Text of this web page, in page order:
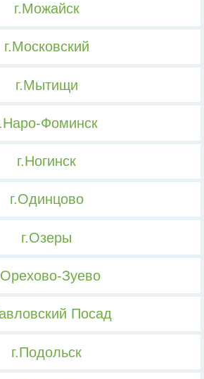
г.Можайск
г.Московский
г.Мытищи
Фоминск
г.Ногинск
г.Одинцово
г.Озеры
Зуево
Посад
г.Подольск